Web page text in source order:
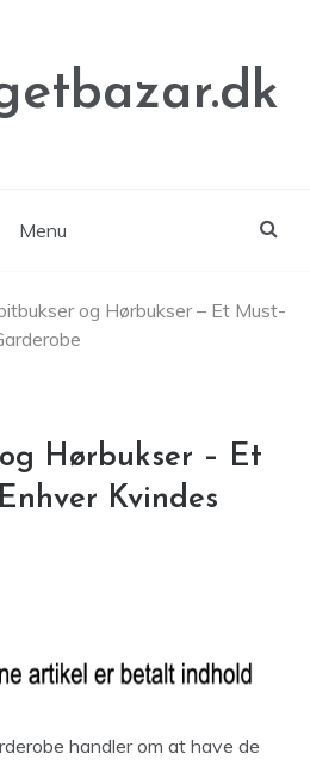
Menu
og Hørbukser – Et Must-
Hørbukser – Et
Kvindes
handler om at have de